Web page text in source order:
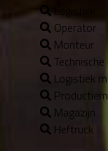
Logistiek
Operator
Monteur
Logistiek
Magazijn
Heftruck